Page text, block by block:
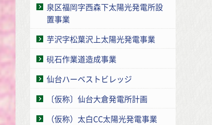
泉区福岡字西森下太陽光発電所設
置事業
芋沢字松葉沢上太陽光発電事業
硯石作業道造成事業
仙台ハーベストビレッジ
〔仮称〕仙台大倉発電所計画
（仮称）太白CC太陽光発電事業